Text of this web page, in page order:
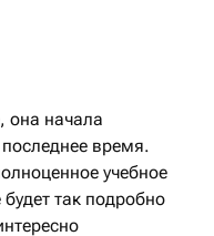
время в течение 12
она начала
время.
учебное
так подробно